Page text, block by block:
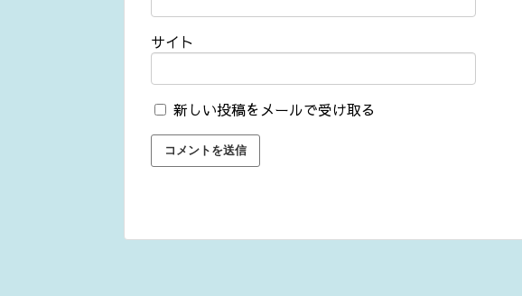
サイト
新しい投稿をメールで受け取る